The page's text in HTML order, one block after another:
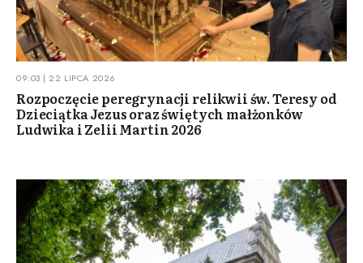
09:03 | 22 LIPCA 2026
Rozpoczęcie peregrynacji relikwii św. Teresy od
Dzieciątka Jezus oraz świętych małżonków
Ludwika i Zelii Martin 2026